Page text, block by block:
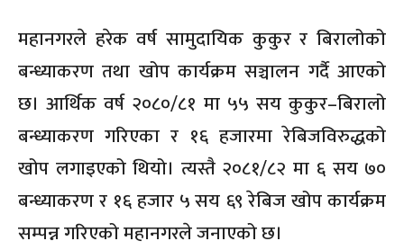
महानगरले हरेक वर्ष सामुदायिक कुकुर र बिरालोको
बन्ध्याकरण तथा खोप कार्यक्रम सञ्चालन गर्दै आएको
छ। आर्थिक वर्ष २०८०/८१ मा ५५ सय कुकुर–बिरालो
बन्ध्याकरण गरिएका र १६ हजारमा रेबिजविरुद्धको
खोप लगाइएको थियो। त्यस्तै २०८१/८२ मा ६ सय ७०
बन्ध्याकरण र १६ हजार ५ सय ६९ रेबिज खोप कार्यक्रम
सम्पन्न गरिएको महानगरले जनाएको छ।